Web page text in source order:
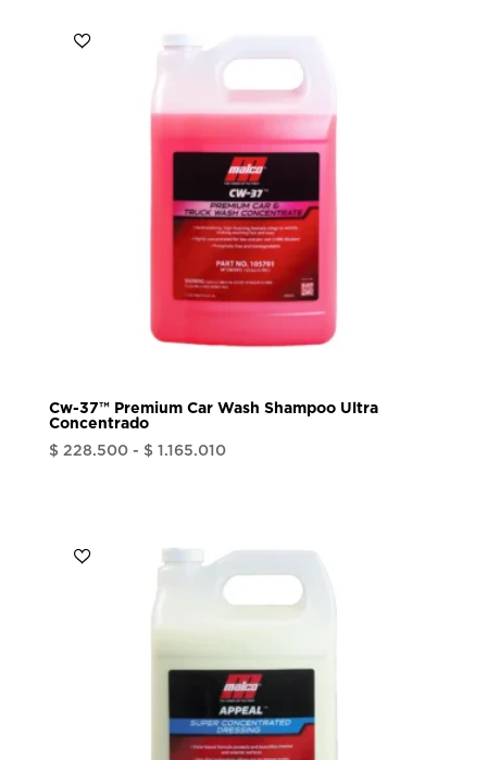
Cw-37™ Premium Car Wash Shampoo Ultra
Concentrado
$ 228.500 - $ 1.165.010Rango
$ 228.500
hasta
$ 1.165.010